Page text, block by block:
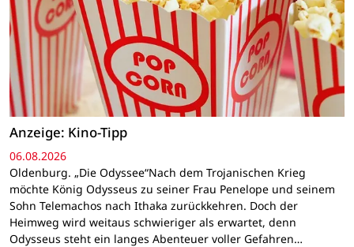
Anzeige: Kino-Tipp
06.08.2026
Oldenburg. „Die Odyssee“Nach dem Trojanischen Krieg
möchte König Odysseus zu seiner Frau Penelope und seinem
Sohn Telemachos nach Ithaka zurückkehren. Doch der
Heimweg wird weitaus schwieriger als erwartet, denn
Odysseus steht ein langes Abenteuer voller Gefahren…